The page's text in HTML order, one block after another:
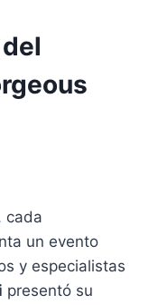
cada
un evento
y especialistas
presentó su